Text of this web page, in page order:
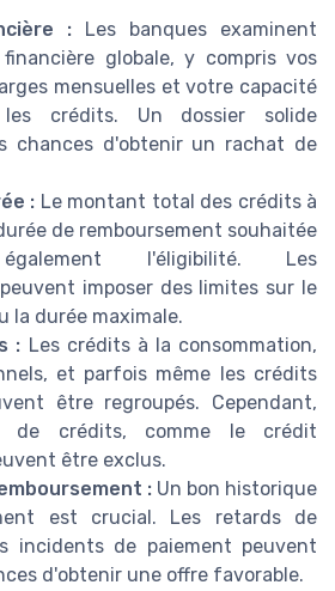
: Les banques examinent
globale, y compris vos
mensuelles et votre capacité
les crédits. Un dossier solide
chances d'obtenir un rachat de
: Le montant total des crédits à
de remboursement souhaitée
l'éligibilité. Les
imposer des limites sur le
la durée maximale.
: Les crédits à la consommation,
et parfois même les crédits
être regroupés. Cependant,
de crédits, comme le crédit
être exclus.
: Un bon historique
est crucial. Les retards de
incidents de paiement peuvent
d'obtenir une offre favorable.